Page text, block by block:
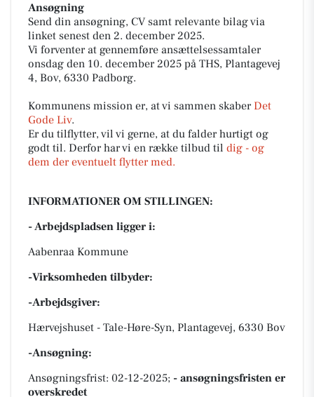
Ansøgning
Send din ansøgning, CV samt relevante bilag via
linket senest den 2. december 2025.
Vi forventer at gennemføre ansættelsessamtaler
onsdag den 10. december 2025 på THS, Plantagevej
4, Bov, 6330 Padborg.
Kommunens mission er, at vi sammen skaber Det
Gode Liv.
Er du tilflytter, vil vi gerne, at du falder hurtigt og
godt til. Derfor har vi en række tilbud til dig - og
dem der eventuelt flytter med.
INFORMATIONER OM STILLINGEN:
- Arbejdspladsen ligger i:
Aabenraa Kommune
-Virksomheden tilbyder:
-Arbejdsgiver:
Hærvejshuset - Tale-Høre-Syn, Plantagevej, 6330 Bov
-Ansøgning:
Ansøgningsfrist: 02-12-2025; - ansøgningsfristen er
overskredet